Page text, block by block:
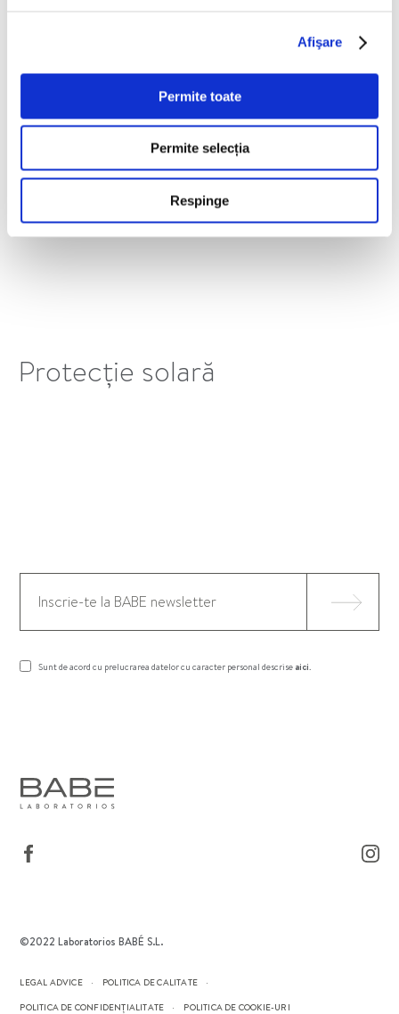
Afişare
Permite toate
Permite selecția
Respinge
Protecție solară
Sunt de acord cu prelucrarea datelor cu caracter personal descrise aici
©2022 Laboratorios BABÉ S.L.
LEGAL ADVICE
POLITICA DE CALITATE
POLITICA DE CONFIDENȚIALITATE
POLITICA DE COOKIE-URI